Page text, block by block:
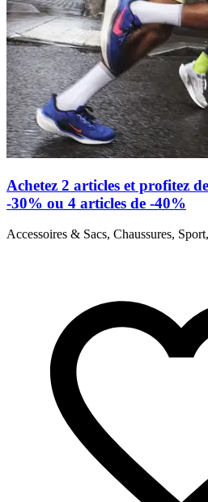
Achetez 2 articles et profitez
-30% ou 4 articles de -40%
Accessoires & Sacs, Chaussures,